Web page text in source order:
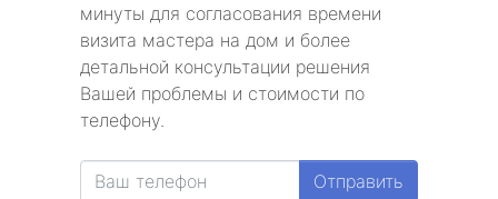
минуты для согласования времени
визита мастера на дом и более
детальной консультации решения
Вашей проблемы и стоимости по
телефону.
Отправить